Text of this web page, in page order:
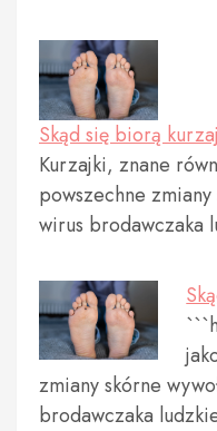
Skąd się biorą
Kurzajki, znane
powszechne
wirus brodawczaka
zmiany skórne
brodawczaka